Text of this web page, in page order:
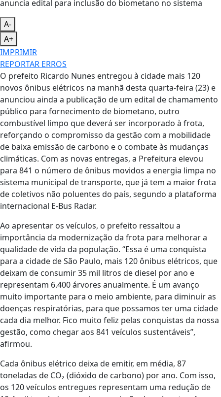
A-
A+
IMPRIMIR
REPORTAR ERROS
O prefeito Ricardo Nunes entregou à cidade mais 120
novos ônibus elétricos na manhã desta quarta-feira (23) e
anunciou ainda a publicação de um edital de chamamento
público para fornecimento de biometano, outro
combustível limpo que deverá ser incorporado à frota,
reforçando o compromisso da gestão com a mobilidade
de baixa emissão de carbono e o combate às mudanças
climáticas. Com as novas entregas, a Prefeitura elevou
para 841 o número de ônibus movidos a energia limpa no
sistema municipal de transporte, que já tem a maior frota
de coletivos não poluentes do país, segundo a plataforma
internacional E-Bus Radar.
Ao apresentar os veículos, o prefeito ressaltou a
importância da modernização da frota para melhorar a
qualidade de vida da população. “Essa é uma conquista
para a cidade de São Paulo, mais 120 ônibus elétricos, que
deixam de consumir 35 mil litros de diesel por ano e
representam 6.400 árvores anualmente. É um avanço
muito importante para o meio ambiente, para diminuir as
doenças respiratórias, para que possamos ter uma cidade
cada dia melhor. Fico muito feliz pelas conquistas da nossa
gestão, como chegar aos 841 veículos sustentáveis”,
afirmou.
Cada ônibus elétrico deixa de emitir, em média, 87
toneladas de CO₂ (dióxido de carbono) por ano. Com isso,
os 120 veículos entregues representam uma redução de